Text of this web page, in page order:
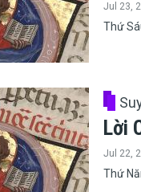
Jul 23,
Thứ
Lời
Jul 22,
Thứ